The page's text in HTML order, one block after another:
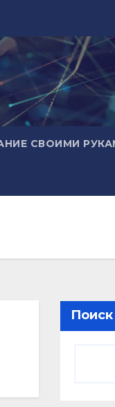
СВОИМИ
Поиск